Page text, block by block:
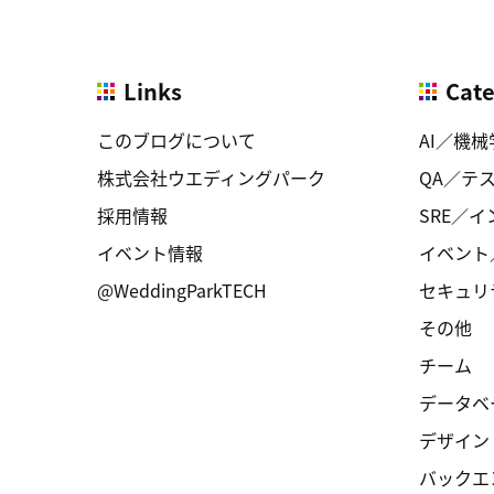
AI／機械
QA／テ
SRE／
イベン
セキュ
その他
チーム
データ
デザイン
バック
Links
このブログについて
株式会社ウエディングパーク
採用情報
イベント情報
@WeddingParkTECH